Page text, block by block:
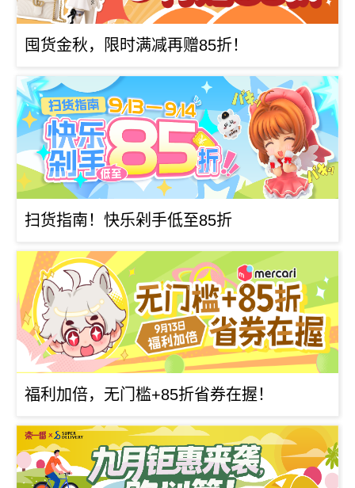
囤货金秋，限时满减再赠85折！
扫货指南！快乐剁手低至85折
福利加倍，无门槛+85折省券在握！